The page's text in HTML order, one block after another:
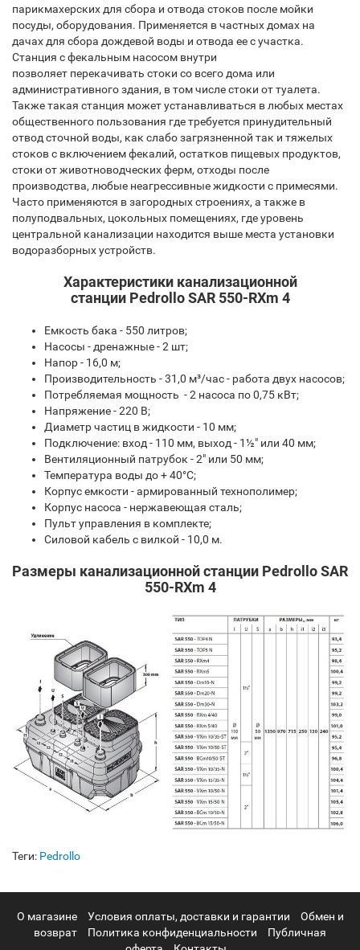
парикмахерских для сбора и отвода стоков после мойки
посуды, оборудования. Применяется в частных домах на
дачах для сбора дождевой воды и отвода ее с участка.
Станция с фекальным насосом внутри
позволяет перекачивать стоки со всего дома или
административного здания, в том числе стоки от туалета.
Также такая станция может устанавливаться в любых местах
общественного пользования где требуется принудительный
отвод сточной воды, как слабо загрязненной так и тяжелых
стоков с включением фекалий, остатков пищевых продуктов,
стоки от животноводческих ферм, отходы после
производства, любые неагрессивные жидкости с примесями.
Часто применяются в загородных строениях, а также в
полуподвальных, цокольных помещениях, где уровень
центральной канализации находится выше места установки
водоразборных устройств.
Характеристики канализационной
станции Pedrollo SAR 550-RXm 4
Емкость бака - 550 литров;
Насосы - дренажные - 2 шт;
Напор - 16,0 м;
Производительность - 31,0 м³/час - работа двух насосов;
Потребляемая мощность - 2 насоса по 0,75 кВт;
Напряжение - 220 В;
Диаметр частиц в жидкости - 10 мм;
Подключение: вход - 110 мм, выход - 1½" или 40 мм;
Вентиляционный патрубок - 2" или 50 мм;
Температура воды до + 40°С;
Корпус емкости - армированный технополимер;
Корпус насоса - нержавеющая сталь;
Пульт управления в комплекте;
Силовой кабель с вилкой - 10,0 м.
Размеры канализационной станции Pedrollo SAR
550-RXm 4
Теги: Pedrollo
О магазине Условия оплаты, доставки и гарантии
Обмен и
возврат
Политика конфиденциальности
Публичная